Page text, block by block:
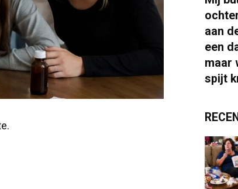
aan
een
maar
spijt